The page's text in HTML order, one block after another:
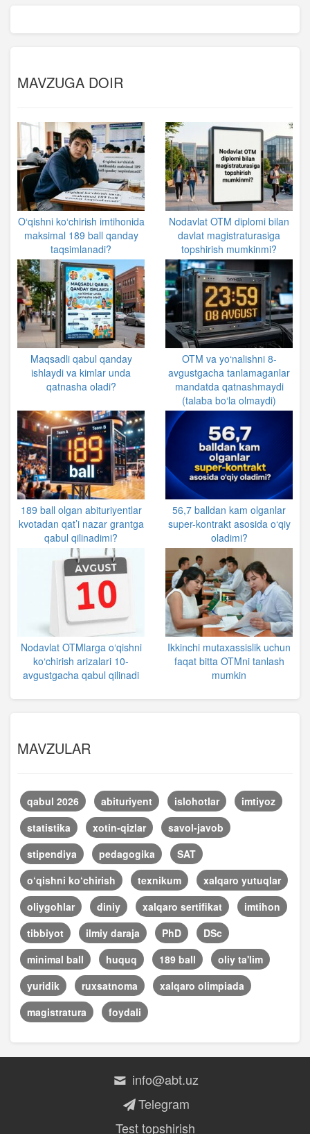
MAVZUGA DOIR
O‘qishni ko‘chirish imtihonida
maksimal 189 ball qanday
taqsimlanadi?
Nodavlat OTM diplomi bilan
davlat magistraturasiga
topshirish mumkinmi?
Maqsadli qabul qanday
ishlaydi va kimlar unda
qatnasha oladi?
OTM va yo‘nalishni 8-
avgustgacha tanlamaganlar
mandatda qatnashmaydi
(talaba bo‘la olmaydi)
189 ball olgan abituriyentlar
kvotadan qat’i nazar grantga
qabul qilinadimi?
56,7 balldan kam olganlar
super-kontrakt asosida o‘qiy
oladimi?
Nodavlat OTMlarga o‘qishni
ko‘chirish arizalari 10-
avgustgacha qabul qilinadi
Ikkinchi mutaxassislik uchun
faqat bitta OTMni tanlash
mumkin
MAVZULAR
qabul 2026 abituriyent islohotlar
imtiyoz
statistika
xotin-qizlar
savol-javob
stipendiya
pedagogika
SAT
o‘qishni ko‘chirish
texnikum
xalqaro yutuqlar
oliygohlar
diniy xalqaro sertifikat
imtihon
tibbiyot
ilmiy daraja PhD
DSc
minimal ball
huquq 189 ball
oliy ta'lim
yuridik
ruxsatnoma
xalqaro olimpiada
magistratura
foydali
info@abt.uz
Telegram
Test topshirish